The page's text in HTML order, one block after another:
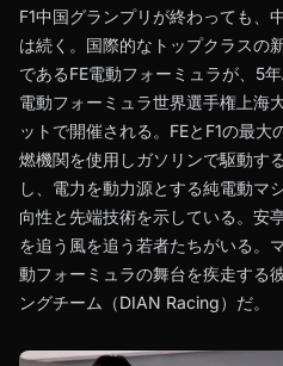
F1中国グランプリが終わっても、
は続く。国際的なトップクラスの
であるFE電動フォーミュラが、5
電動フォーミュラ世界選手権上海
ットで開催される。FEとF1の最大
燃機関を使用しガソリンで駆動す
し、電力を動力源とする純電動マ
向性と先端技術を示している。安
を追う風を追う若者たちがいる。
動フォーミュラの舞台を疾走する
ングチーム（DIAN Racing）だ。